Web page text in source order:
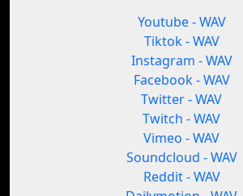
Youtube - WAV
Tiktok - WAV
Instagram - WAV
Facebook - WAV
Twitter - WAV
Twitch - WAV
Vimeo - WAV
Soundcloud - WAV
Reddit - WAV